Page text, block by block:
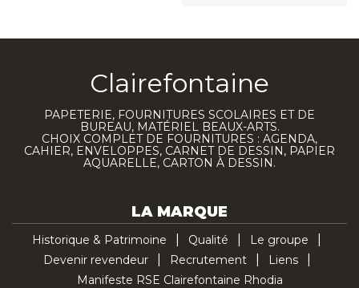
Clairefontaine
PAPETERIE, FOURNITURES SCOLAIRES ET DE
BUREAU, MATÉRIEL BEAUX-ARTS.
CHOIX COMPLET DE FOURNITURES : AGENDA,
CAHIER, ENVELOPPES, CARNET DE DESSIN, PAPIER
AQUARELLE, CARTON À DESSIN.
LA MARQUE
Historique & Patrimoine Qualité
Le groupe
Devenir revendeur
Recrutement
Liens
Manifeste RSE Clairefontaine Rhodia